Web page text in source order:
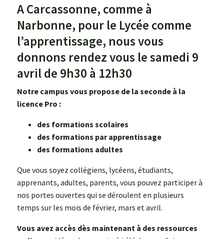
A Carcassonne, comme à
Narbonne, pour le Lycée comme
l’apprentissage, nous vous
donnons rendez vous le samedi 9
avril de 9h30 à 12h30
Notre campus vous propose de la seconde à la
licence Pro :
des formations scolaires
des formations par apprentissage
des formations adultes
Que vous soyez collégiens, lycéens, étudiants,
apprenants, adultes, parents, vous pouvez participer à
nos portes ouvertes qui se déroulent en plusieurs
temps sur les mois de février, mars et avril.
Vous avez accès dès maintenant à des ressources